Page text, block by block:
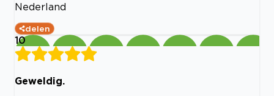
Nederland
delen
10
Geweldig.